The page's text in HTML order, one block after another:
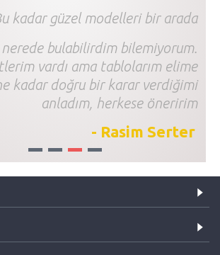
kadar güzel modelleri bir arada
nerede bulabilirdim bilemiyorum.
vardı ama tablolarım elime
kadar doğru bir karar verdiğimi
anladım, herkese öneririm
- Rasim Serter
1 2 3 4